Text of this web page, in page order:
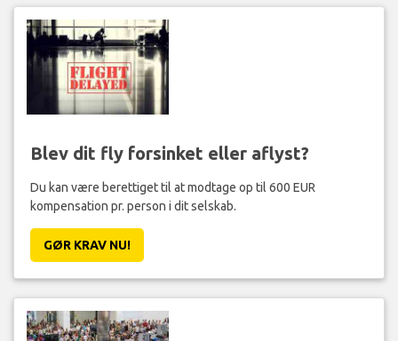
Blev dit fly forsinket eller aflyst?
Du kan være berettiget til at modtage op til 600 EUR
kompensation pr. person i dit selskab.
GØR KRAV NU!